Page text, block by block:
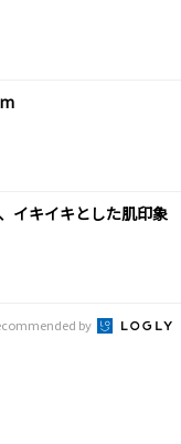
イキイキとした肌印象
by